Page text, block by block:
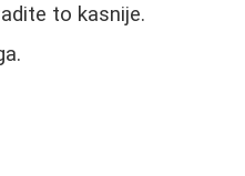
to kasnije.